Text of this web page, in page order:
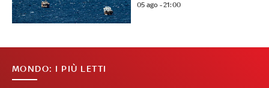
05 ago - 21:00
MONDO: I PIÙ LETTI